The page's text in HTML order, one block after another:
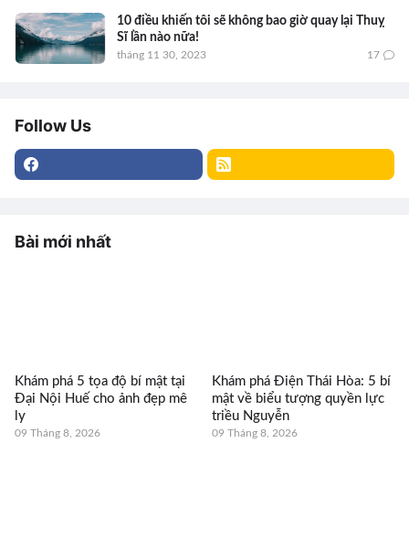
10 điều khiến tôi sẽ không bao giờ quay lại Thuỵ
Sĩ lần nào nữa!
tháng 11 30, 2023 17
Follow Us
Bài mới nhất
Khám phá 5 tọa độ bí mật tại
Đại Nội Huế cho ảnh đẹp mê
ly
09 Tháng 8, 2026
Khám phá Điện Thái Hòa: 5 bí
mật về biểu tượng quyền lực
triều Nguyễn
09 Tháng 8, 2026